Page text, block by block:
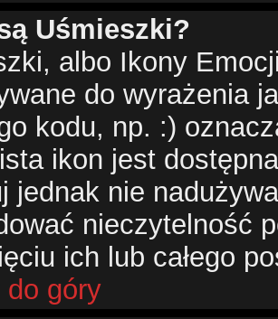
Uśmieszki?
albo Ikony
do wyrażenia
kodu, np. :)
ikon jest
jednak nie
nieczytelność
ich lub całego
do góry